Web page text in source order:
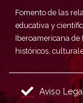
Fomento de las
educativa y
Iberoamericana
históricos,
Aviso Legal